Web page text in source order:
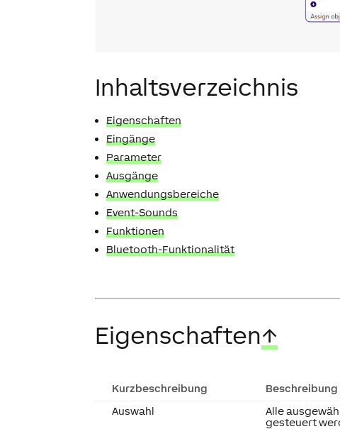
Inhaltsverzeichnis
Eigenschaften
Eingänge
Parameter
Ausgänge
Anwendungsbereiche
Event-Sounds
Funktionen
Bluetooth-Funktionalität
Eigenschaften↑
Kurzbeschreibung Beschreibung
Auswahl
Alle
gesteuert